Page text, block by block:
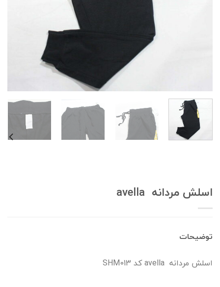
اسلش مردانه avella
توضیحات
اسلش مردانه avella کد SHM013